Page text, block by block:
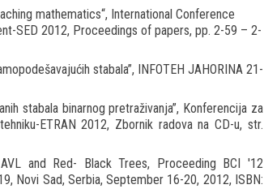
mathematics“, International Conference
SED 2012, Proceedings of papers, pp. 2-59 – 2-
stabala”, INFOTEH JAHORINA 21-
stabala binarnog pretraživanja”, Konferencija za
ETRAN 2012, Zbornik radova na CD-u, str.
and Red- Black Trees, Proceeding BCI '12
Novi Sad, Serbia, September 16-20, 2012, ISBN: